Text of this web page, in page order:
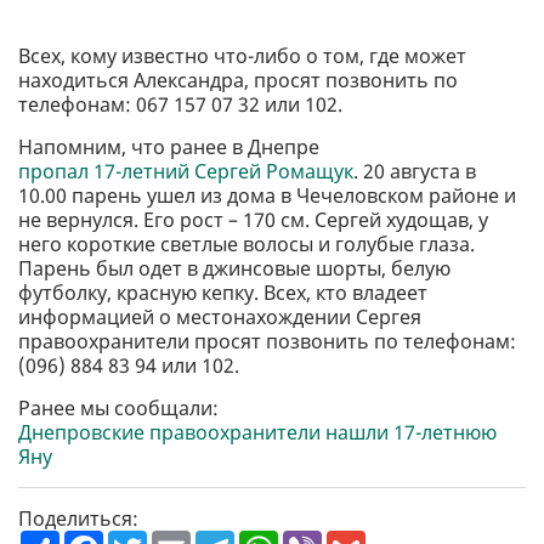
Всех, кому известно что-либо о том, где может
находиться Александра, просят позвонить по
телефонам: 067 157 07 32 или 102.
Напомним, что ранее в Днепре
пропал 17-летний Сергей Ромащук. 20 августа в
10.00 парень ушел из дома в Чечеловском районе и
не вернулся. Его рост – 170 см. Сергей худощав, у
него короткие светлые волосы и голубые глаза.
Парень был одет в джинсовые шорты, белую
футболку, красную кепку. Всех, кто владеет
информацией о местонахождении Сергея
правоохранители просят позвонить по телефонам:
(096) 884 83 94 или 102.
Ранее мы сообщали:
Днепровские правоохранители нашли 17-летнюю
Яну
Поделиться: